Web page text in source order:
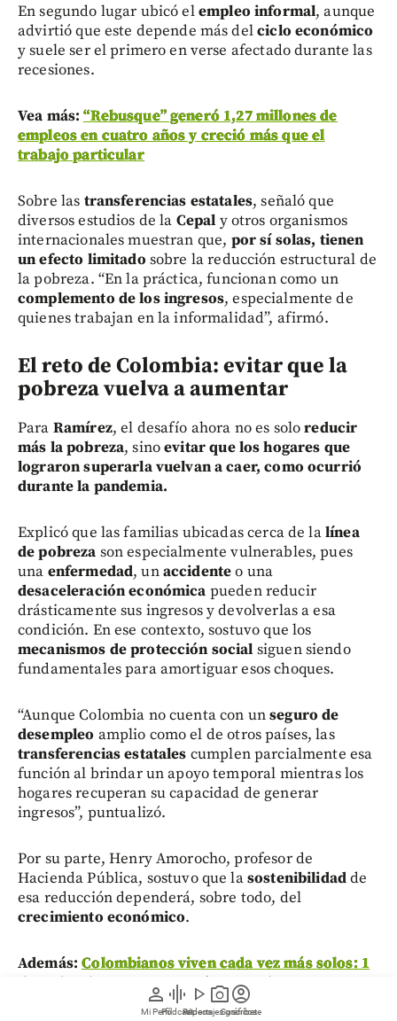
person
Mi Perfil
graphic_eq
Pódcast
play_arrow
Videos
photo_camera
Reportajes gráficos
account_circle
Suscríbete
En segundo lugar ubicó elempleo informal, aunque
advirtió que este depende más delciclo económico
y suele ser el primero en verse afectado durante las
recesiones.
Vea más:“Rebusque” generó 1,27 millones de
empleos en cuatro años y creció más que el
trabajo particular
Sobre las transferencias estatales, señaló que
diversos estudios de la Cepal y otros organismos
internacionales muestran que, por sí solas, tienen
un efecto limitado sobre la reducción estructural de
la pobreza. “En la práctica, funcionan como un
complemento de los ingresos, especialmente de
quienes trabajan en la informalidad”, afirmó.
El reto de Colombia: evitar que la
pobreza vuelva a aumentar
Para Ramírez, el desafío ahora no es soloreducir
más la pobreza, sinoevitar que los hogares que
lograron superarla vuelvan a caer, como ocurrió
durante la pandemia.
Explicó que las familias ubicadas cerca de lalínea
de pobreza son especialmente vulnerables, pues
una enfermedad, unaccidenteo una
desaceleración económica pueden reducir
drásticamente sus ingresos y devolverlas a esa
condición. En ese contexto, sostuvo que los
mecanismos de protección social siguen siendo
fundamentales para amortiguar esos choques.
“Aunque Colombia no cuenta con unseguro de
desempleo amplio como el de otros países, las
transferencias estatales cumplen parcialmente esa
función al brindar un apoyo temporal mientras los
hogares recuperan su capacidad de generar
ingresos”, puntualizó.
Por su parte, Henry Amorocho, profesor de
Hacienda Pública, sostuvo que lasostenibilidadde
esa reducción dependerá, sobre todo, del
crecimiento económico.
Además:Colombianos viven cada vez más solos: 1
de cada 5 hogares ya es unipersonal